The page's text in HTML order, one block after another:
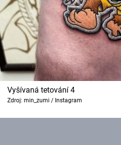
Vyšívaná tetování 4
Zdroj: min_zumi / Instagram